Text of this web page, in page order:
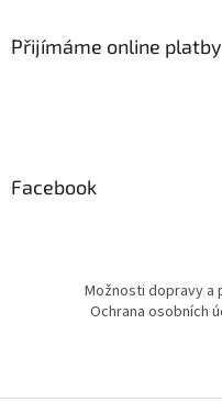
Přijímáme online platby
Facebook
Možnosti dopravy a
Ochrana osobních